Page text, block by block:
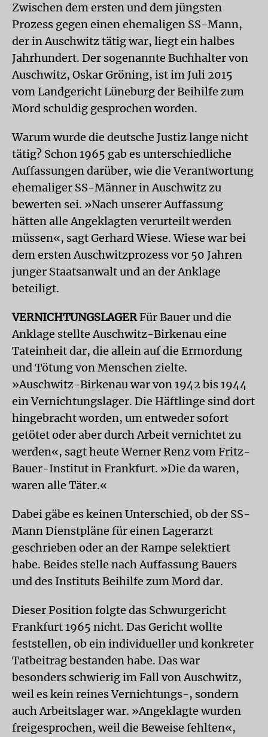
Zwischen dem ersten und dem jüngsten
Prozess gegen einen ehemaligen SS-Mann,
der in Auschwitz tätig war, liegt ein halbes
Jahrhundert. Der sogenannte Buchhalter von
Auschwitz, Oskar Gröning, ist im Juli 2015
vom Landgericht Lüneburg der Beihilfe zum
Mord schuldig gesprochen worden.
Warum wurde die deutsche Justiz lange nicht
tätig? Schon 1965 gab es unterschiedliche
Auffassungen darüber, wie die Verantwortung
ehemaliger SS-Männer in Auschwitz zu
bewerten sei. »Nach unserer Auffassung
hätten alle Angeklagten verurteilt werden
müssen«, sagt Gerhard Wiese. Wiese war bei
dem ersten Auschwitzprozess vor 50 Jahren
junger Staatsanwalt und an der Anklage
beteiligt.
VERNICHTUNGSLAGERFür Bauer und die
Anklage stellte Auschwitz-Birkenau eine
Tateinheit dar, die allein auf die Ermordung
und Tötung von Menschen zielte.
»Auschwitz-Birkenau war von 1942 bis 1944
ein Vernichtungslager. Die Häftlinge sind dort
hingebracht worden, um entweder sofort
getötet oder aber durch Arbeit vernichtet zu
werden«, sagt heute Werner Renz vom Fritz-
Bauer-Institut in Frankfurt. »Die da waren,
waren alle Täter.«
Dabei gäbe es keinen Unterschied, ob der SS-
Mann Dienstpläne für einen Lagerarzt
geschrieben oder an der Rampe selektiert
habe. Beides stelle nach Auffassung Bauers
und des Instituts Beihilfe zum Mord dar.
Dieser Position folgte das Schwurgericht
Frankfurt 1965 nicht. Das Gericht wollte
feststellen, ob ein individueller und konkreter
Tatbeitrag bestanden habe. Das war
besonders schwierig im Fall von Auschwitz,
weil es kein reines Vernichtungs-, sondern
auch Arbeitslager war. »Angeklagte wurden
freigesprochen, weil die Beweise fehlten«,